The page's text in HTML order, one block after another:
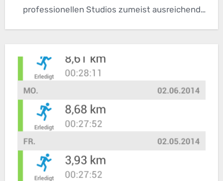
professionellen Studios zumeist ausreichend